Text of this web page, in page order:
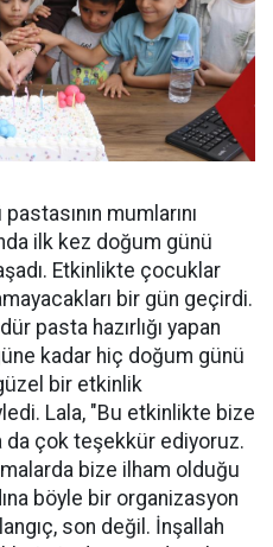
mumlarını
ilk kez doğum günü
Etkinlikte çocuklar
bir gün geçirdi.
pasta hazırlığı yapan
kadar hiç doğum günü
bir etkinlik
Lala, "Bu etkinlikte bize
da çok teşekkür ediyoruz.
bize ilham olduğu
böyle bir organizasyon
son değil. İnşallah